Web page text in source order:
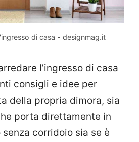
di casa - designmag.it
l’ingresso di casa
consigli e idee per
della propria dimora, sia
porta direttamente in
corridoio sia se è